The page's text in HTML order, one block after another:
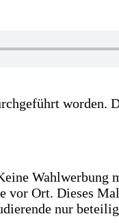
worden.
Wahlwerbung
Ort. Dieses
nur